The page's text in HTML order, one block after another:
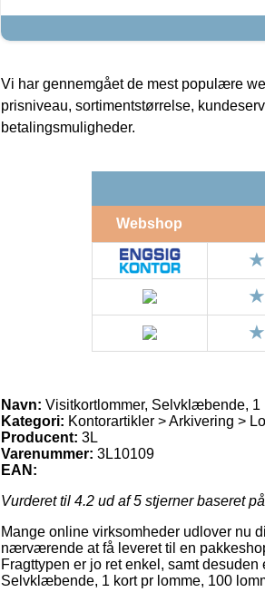
Vi har gennemgået de mest populære
prisniveau, sortimentstørrelse,
betalingsmuligheder.
Webshop
Navn: Visitkortlommer, Selvklæbende, 1
Kategori: Kontorartikler > Arkivering >
Producent: 3L
Varenummer: 3L10109
EAN:
Vurderet til 4.2 ud af 5 stjerner baseret på
Mange online virksomheder udlover nu
nærværende at få leveret til en
Fragttypen er jo ret enkel, samt
Selvklæbende, 1 kort pr lomme, 100